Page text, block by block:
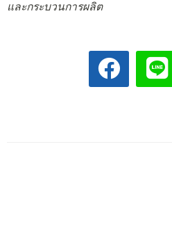
และกระบวนการผลิต